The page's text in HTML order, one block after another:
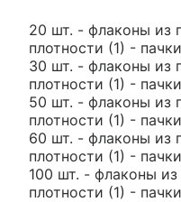
20 шт. - флаконы из
плотности (1) -
30 шт. - флаконы из
плотности (1) -
50 шт. - флаконы из
плотности (1) -
60 шт. - флаконы из
плотности (1) -
100 шт. - флаконы
плотности (1) -